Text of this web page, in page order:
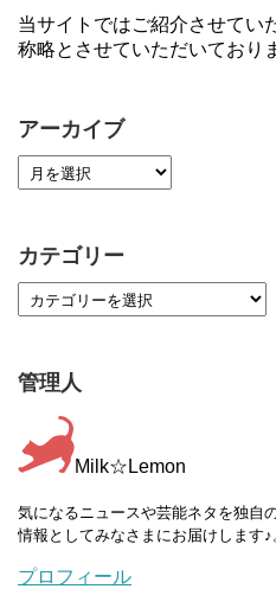
当サイトではご紹介させてい
称略とさせていただいており
アーカイブ
カテゴリー
管理人
Milk☆Lemon
気になるニュースや芸能ネタを独自
情報としてみなさまにお届けします♪
プロフィール